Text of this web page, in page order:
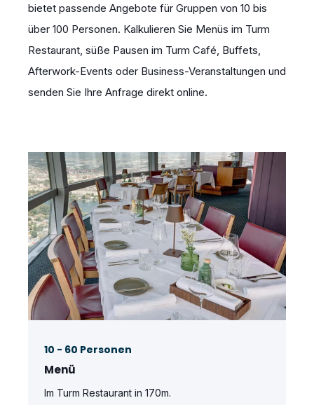
bietet passende Angebote für Gruppen von 10 bis
über 100 Personen. Kalkulieren Sie Menüs im Turm
Restaurant, süße Pausen im Turm Café, Buffets,
Afterwork-Events oder Business-Veranstaltungen und
senden Sie Ihre Anfrage direkt online.
10 - 60 Personen
Menü
Im Turm Restaurant in 170m.